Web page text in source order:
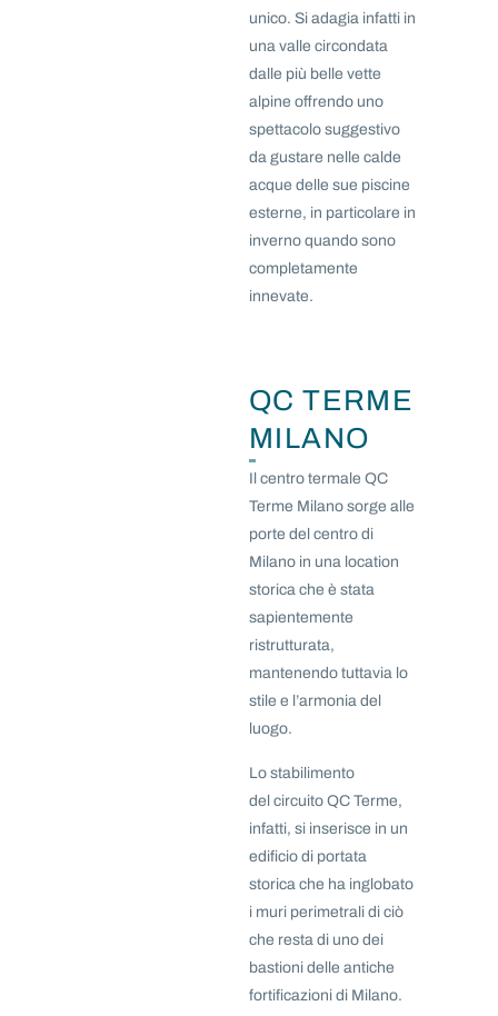
unico. Si adagia infatti in
una valle circondata
dalle più belle vette
alpine offrendo uno
spettacolo suggestivo
da gustare nelle calde
acque delle sue piscine
esterne, in particolare in
inverno quando sono
completamente
innevate.
QC TERME
MILANO
Il centro termale QC
Terme Milano sorge alle
porte del centro di
Milano in una location
storica che è stata
sapientemente
ristrutturata,
mantenendo tuttavia lo
stile e l’armonia del
luogo.
Lo stabilimento
del circuito QC Terme,
infatti, si inserisce in un
edificio di portata
storica che ha inglobato
i muri perimetrali di ciò
che resta di uno dei
bastioni delle antiche
fortificazioni di Milano.